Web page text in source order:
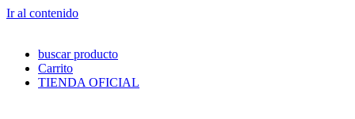
Ir al contenido
buscar producto
Carrito
TIENDA OFICIAL